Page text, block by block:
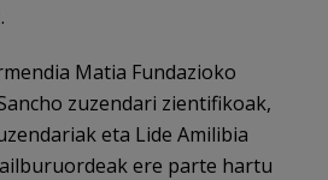
Matia Fundazioko
zuzendari zientifikoak,
eta Lide Amilibia
ere parte hartu